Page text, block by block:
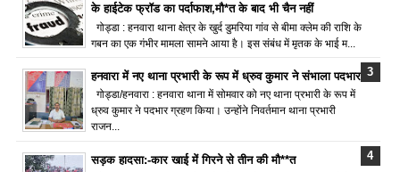
के हाईटेक फ्रॉड का पर्दाफाश,मौ*त के बाद भी चैन नहीं
गोड्डा : हनवारा थाना क्षेत्र के खुर्द डुमरिया गांव से बीमा क्लेम की राशि के
गबन का एक गंभीर मामला सामने आया है। इस संबंध में मृतक के भाई म...
हनवारा में नए थाना प्रभारी के रूप में ध्रुव कुमार ने संभाला पदभार
गोड्डा/हनवारा : हनवारा थाना में सोमवार को नए थाना प्रभारी के रूप में
ध्रुव कुमार ने पदभार ग्रहण किया। उन्होंने निवर्तमान थाना प्रभारी
राजन...
सड़क हादसा:-कार खाई में गिरने से तीन की मौ**त